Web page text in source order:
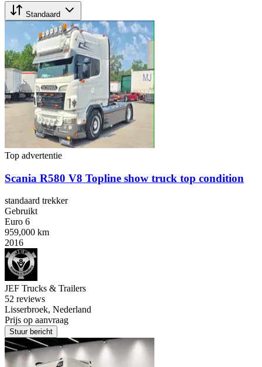
Standaard
Top advertentie
Scania R580 V8 Topline show truck top condition
standaard trekker
Gebruikt
Euro 6
959,000 km
2016
JEF Trucks & Trailers
52 reviews
Lisserbroek, Nederland
Prijs op aanvraag
Stuur bericht